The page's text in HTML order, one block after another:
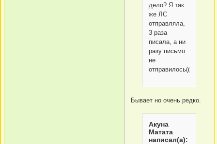
дело? Я так
же ЛС
отправляла,
3 раза
писала, а ни
разу письмо
не
отправилось((((.
Бывает но очень редко.
Акуна
Матата
написал(а):